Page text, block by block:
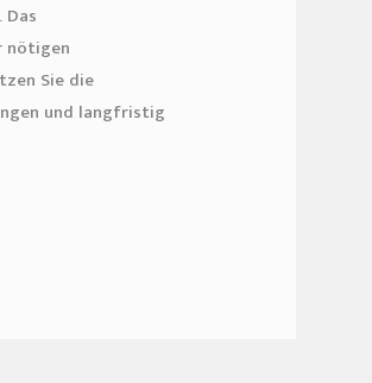
nötigen
Sie die
und langfristig